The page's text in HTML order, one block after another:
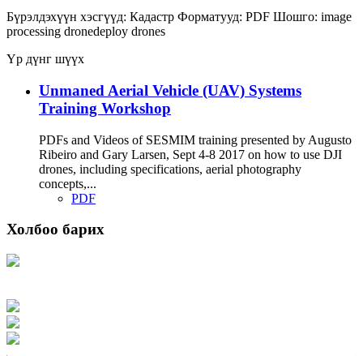
Бүрэлдэхүүн хэсгүүд: Кадастр Форматууд: PDF Шошго: image
processing dronedeploy drones
Үр дүнг шүүх
Unmaned Aerial Vehicle (UAV) Systems
Training Workshop
PDFs and Videos of SESMIM training presented by Augusto
Ribeiro and Gary Larsen, Sept 4-8 2017 on how to use DJI
drones, including specifications, aerial photography
concepts,...
PDF
Холбоо барих